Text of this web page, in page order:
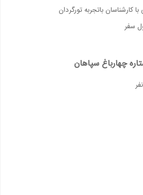
کارشناسان باتجربه تورگردان